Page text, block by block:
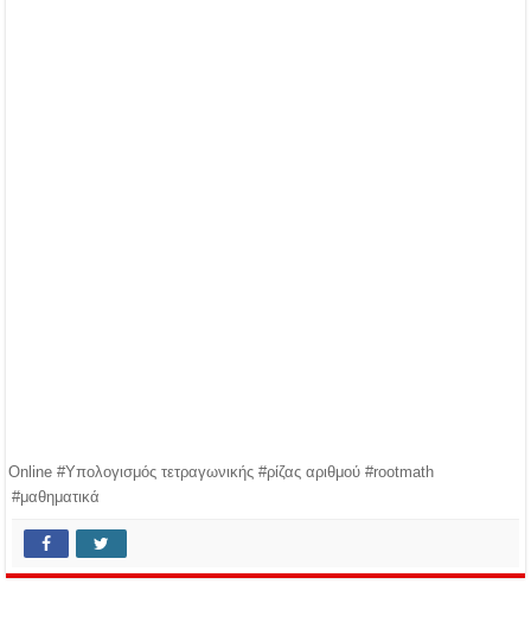
Online #Υπολογισμός τετραγωνικής #ρίζας αριθμού #rootmath
#μαθηματικά